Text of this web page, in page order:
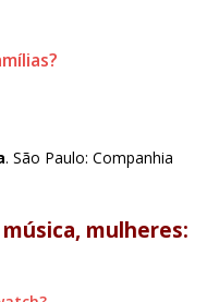
. São Paulo: Companhia
mulheres: